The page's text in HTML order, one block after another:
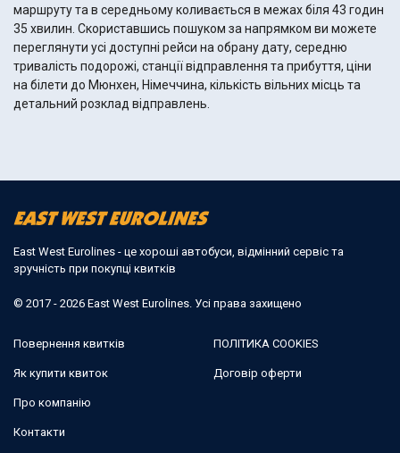
маршруту та в середньому коливається в межах біля 43 годин
35 хвилин. Скориставшись пошуком за напрямком ви можете
переглянути усі доступні рейси на обрану дату, середню
тривалість подорожі, станції відправлення та прибуття, ціни
на білети до Мюнхен, Німеччина, кількість вільних місць та
детальний розклад відправлень.
East West Eurolines - це хороші автобуси, відмінний сервіс та
зручність при покупці квитків
© 2017 - 2026 East West Eurolines. Усі права захищено
Повернення квитків
Як купити квиток
Про компанію
Контакти
ПОЛІТИКА COOKIES
Договір оферти